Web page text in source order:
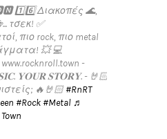
Διακοπές 🌊,
τσεκ! ✅️
πιο rock, πιο metal
💥 💻
-
𝐘𝐎𝐔𝐑 𝐒𝐓𝐎𝐑𝐘. - 🤘🏻
🔥🤘🏻#RnRT
#Rock #Metal ♬